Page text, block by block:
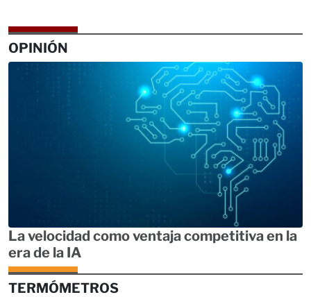
OPINIÓN
La velocidad como ventaja competitiva en la
era de la IA
TERMÓMETROS